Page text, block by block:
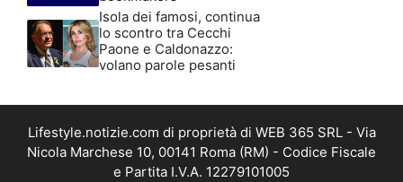
Isola dei famosi, continua
lo scontro tra Cecchi
Paone e Caldonazzo:
volano parole pesanti
Lifestyle.notizie.com di proprietà di WEB 365 SRL - Via
Nicola Marchese 10, 00141 Roma (RM) - Codice Fiscale
e Partita I.V.A. 12279101005